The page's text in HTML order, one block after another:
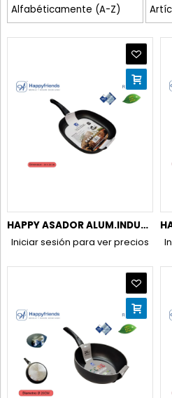
HAPPY ASADOR ALUM.INDUC. 28X28CM
Iniciar sesión para ver precios